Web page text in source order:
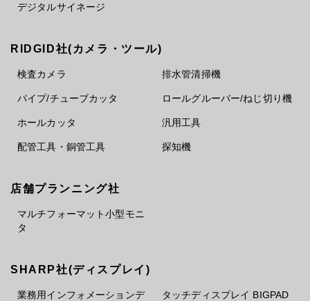
デジタルサイネージ
RIDGID社(カメラ・ツール)
検査カメラ 排水管清掃機
パイプ/チューブカッタ ロールグルーバー/ねじ切り機
ホールカッタ 汎用工具
配管工具・銅管工具 探知機
店舗プランニング社
マルチフォーマット小型モニ
タ
SHARP社(ディスプレイ)
業務用インフォメーションデ
タッチディスプレイ BIGPAD